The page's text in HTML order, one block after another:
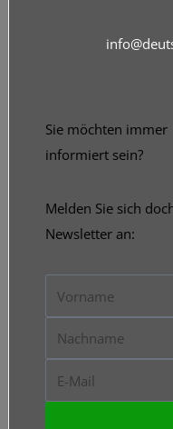
Sie möchten immer
informiert sein?
Melden Sie sich
Newsletter an:
Nachname
Mail